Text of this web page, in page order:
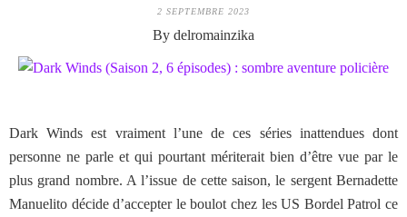
2 SEPTEMBRE 2023
By delromainzika
Dark Winds est vraiment l’une de ces séries inattendues dont
personne ne parle et qui pourtant mériterait bien d’être vue par le
plus grand nombre. A l’issue de cette saison, le sergent Bernadette
Manuelito décide d’accepter le boulot chez les US Bordel Patrol ce